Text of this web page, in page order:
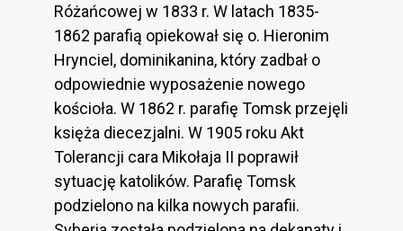
Różańcowej w 1833 r. W latach 1835-
1862 parafią opiekował się o. Hieronim
Hrynciel, dominikanina, który zadbał o
odpowiednie wyposażenie nowego
kościoła. W 1862 r. parafię Tomsk przejęli
księża diecezjalni. W 1905 roku Akt
Tolerancji cara Mikołaja II poprawił
sytuację katolików. Parafię Tomsk
podzielono na kilka nowych parafii.